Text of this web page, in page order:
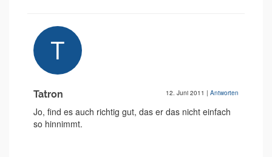
Tatron 12. Juni 2011 | Antworten
Jo, find es auch richtig gut, das er das nicht einfach
so hinnimmt.